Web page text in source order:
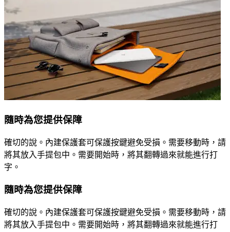
隨時為您提供保障
確切的說。內建保護套可保護按鍵避免受損。需要移動時，請
將其放入手提包中。需要開始時，將其翻轉過來就能進行打
字。
隨時為您提供保障
確切的說。內建保護套可保護按鍵避免受損。需要移動時，請
將其放入手提包中。需要開始時，將其翻轉過來就能進行打